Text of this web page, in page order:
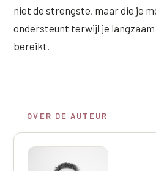
niet de strengste, maar die je
ondersteunt terwijl je langzaam
bereikt.
OVER DE AUTEUR